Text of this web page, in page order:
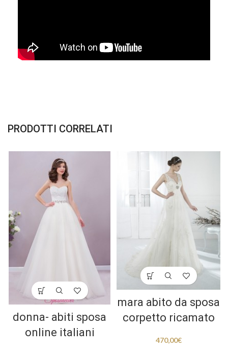
PRODOTTI CORRELATI
donna- abiti sposa
online italiani
mara abito da sposa
corpetto ricamato
470,00€